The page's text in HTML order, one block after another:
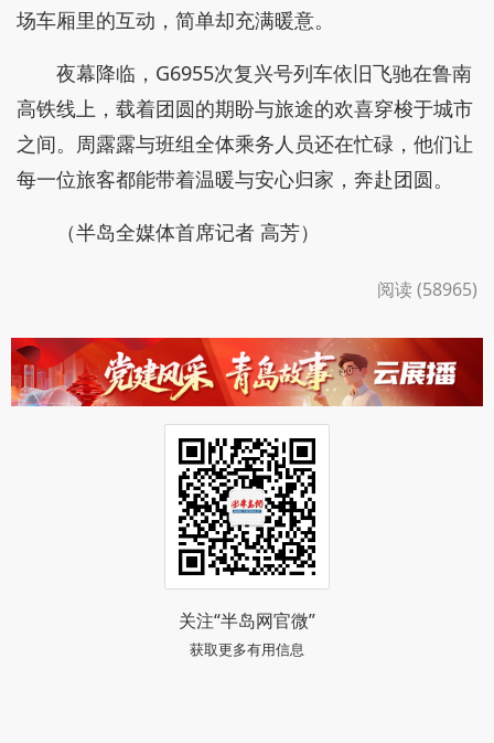
场车厢里的互动，简单却充满暖意。
夜幕降临，G6955次复兴号列车依旧飞驰在鲁南
高铁线上，载着团圆的期盼与旅途的欢喜穿梭于城市
之间。周露露与班组全体乘务人员还在忙碌，他们让
每一位旅客都能带着温暖与安心归家，奔赴团圆。
（半岛全媒体首席记者 高芳）
阅读 (58965)
关注“半岛网官微”
获取更多有用信息